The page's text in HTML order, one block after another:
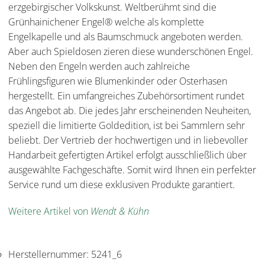
erzgebirgischer Volkskunst. Weltberühmt sind die
Grünhainichener Engel® welche als komplette
Engelkapelle und als Baumschmuck angeboten werden.
Aber auch Spieldosen zieren diese wunderschönen Engel.
Neben den Engeln werden auch zahlreiche
Frühlingsfiguren wie Blumenkinder oder Osterhasen
hergestellt. Ein umfangreiches Zubehörsortiment rundet
das Angebot ab. Die jedes Jahr erscheinenden Neuheiten,
speziell die limitierte Goldedition, ist bei Sammlern sehr
beliebt. Der Vertrieb der hochwertigen und in liebevoller
Handarbeit gefertigten Artikel erfolgt ausschließlich über
ausgewählte Fachgeschäfte. Somit wird Ihnen ein perfekter
Service rund um diese exklusiven Produkte garantiert.
Weitere Artikel von Wendt & Kühn
Herstellernummer: 5241_6